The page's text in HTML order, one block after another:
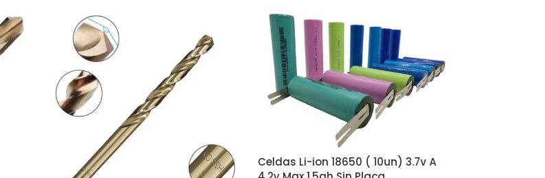
Celdas Li-ion 18650 ( 10un) 3.7v A